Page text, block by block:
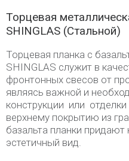
Торцевая
SHINGLAS (Стальной)
Торцевая планка с
SHINGLAS служит в
фронтонных свесов от
являясь важной и
конструкции или
верхнему покрытию из
базальта планки
эстетичный вид.